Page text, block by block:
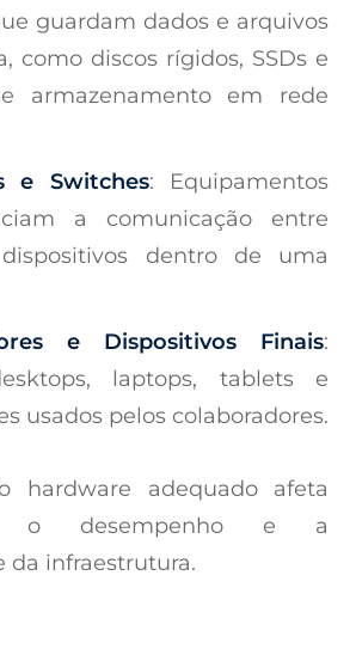
guardam dados e arquivos
como discos rígidos, SSDs e
armazenamento em rede
e Switches: Equipamentos
a comunicação entre
dentro de uma
e Dispositivos Finais:
laptops, tablets e
usados pelos colaboradores.
hardware adequado afeta
o desempenho e a
da infraestrutura.